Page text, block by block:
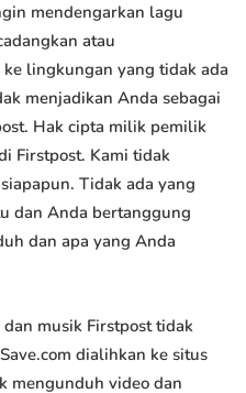
mendengarkan lagu
atau
lingkungan yang tidak ada
menjadikan Anda sebagai
Hak cipta milik pemilik
Firstpost. Kami tidak
Tidak ada yang
dan Anda bertanggung
dan apa yang Anda
musik Firstpost tidak
dialihkan ke situs
mengunduh video dan